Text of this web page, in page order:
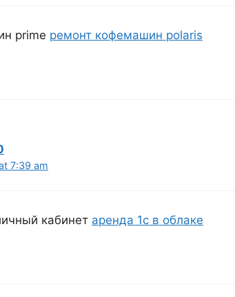
prime ремонт кофемашин polaris
7:39 am
кабинет аренда 1с в облаке